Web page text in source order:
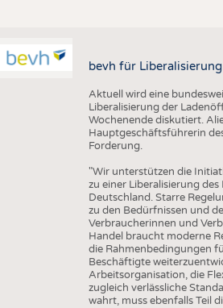
bevh für
Aktuell wird eine
Liberalisierung der
Wochenende diskutiert.
Hauptgeschäftsführerin
Forderung.
"Wir unterstützen die
zu einer Liberalisierung des
Deutschland. Starre
zu den Bedürfnissen und
Verbraucherinnen und
Handel braucht moderne
die Rahmenbedingungen
Beschäftigte
Arbeitsorganisation, die
zugleich verlässliche
wahrt, muss ebenfalls Teil